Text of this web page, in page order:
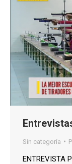
Sin categoría
ENTREVISTA